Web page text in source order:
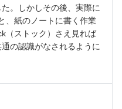
。しかしその後、実際に
、紙のノートに書く作業
（ストック）さえ見れば
の認識がなされるように